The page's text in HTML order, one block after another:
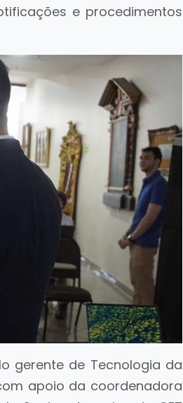
e procedimentos
gerente de Tecnologia da
apoio da coordenadora